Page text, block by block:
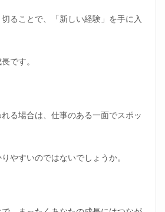
ることで、「新しい経験」を手に入
です。
る場合は、仕事のある一面でスポッ
やすいのではないでしょうか。